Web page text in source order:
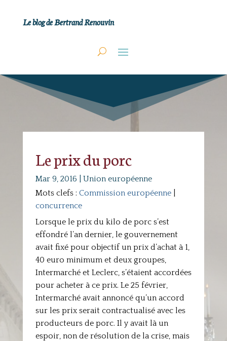
Le blog de Bertrand Renouvin
Le prix du porc
Mar 9, 2016
Union européenne
Mots clefs : Commission européenne|
concurrence
Lorsque le prix du kilo de porc s’est
effondré l’an dernier, le gouvernement
avait fixé pour objectif un prix d’achat à 1,
40 euro minimum et deux groupes,
Intermarché et Leclerc, s’étaient accordées
pour acheter à ce prix. Le 25 février,
Intermarché avait annoncé qu’un accord
sur les prix serait contractualisé avec les
producteurs de porc. Il y avait là un
espoir, non de résolution de la crise, mais